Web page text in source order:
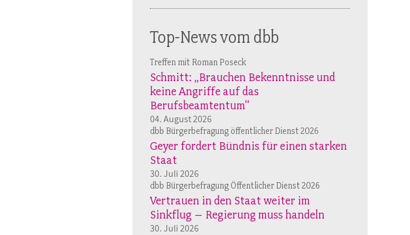
Top-News vom dbb
Treffen mit Roman Poseck
Schmitt: „Brauchen Bekenntnisse und
keine Angriffe auf das
Berufsbeamtentum“
04. August 2026
dbb Bürgerbefragung öffentlicher Dienst 2026
Geyer fordert Bündnis für einen starken
Staat
30. Juli 2026
dbb Bürgerbefragung Öffentlicher Dienst 2026
Vertrauen in den Staat weiter im
Sinkflug – Regierung muss handeln
30. Juli 2026